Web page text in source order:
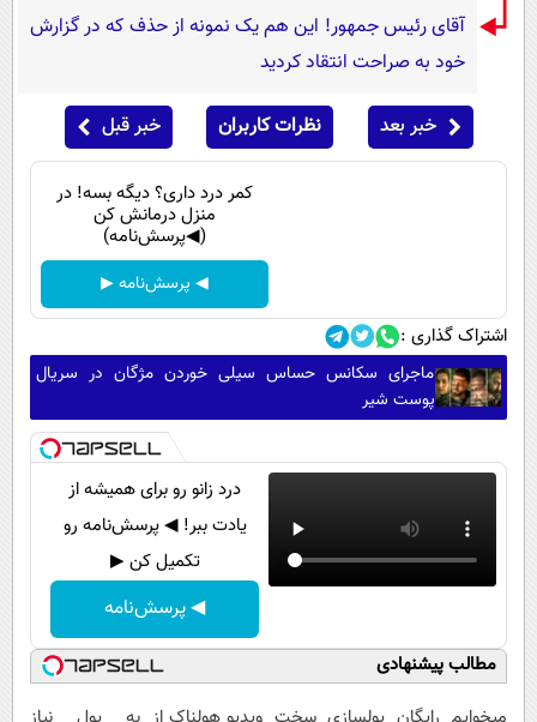
آقای رئیس جمهور! این هم یک نمونه از حذف که در گزارش
خود به صراحت انتقاد کردید
خبر بعد نظرات کاربران خبر قبل
کمر درد داری؟ دیگه بسه! در
منزل درمانش کن
(◀پرسش‌نامه)
◀ پرسش‌نامه ▶
اشتراک گذاری :
ماجرای سکانس حساس سیلی خوردن مژگان در سریال
پوست شیر
درد زانو رو برای همیشه از
یادت ببر! ◀ پرسش‌نامه رو
تکمیل کن ▶
◀ پرسش‌نامه
مطالب پیشنهادی